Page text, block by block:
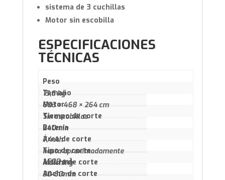
sistema de 3 cuchillas
Motor sin escobilla
ESPECIFICACIONES
TÉCNICAS
Peso
15,6 kg
Tamaño
603 × 468 × 264 cm
Motor
Sin escobillas
Tiempo de corte
240min
Batería
7,4 Ah
Área de corte
hasta aproximadamente
1.500 m²
Tipo de corte
Mulching
Altura de corte
30-60mm
Ancho de corte